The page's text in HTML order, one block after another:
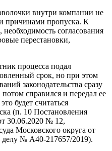
внутри компании не
причинами пропуска. К
согласования
перестановки,
процесса подал
срок, но при этом
законодательства сразу
справился и передал ее
будет считаться
(п. 10 Постановления
30.06.2020 № 12,
Московского округа от
№ А40-217657/2019).